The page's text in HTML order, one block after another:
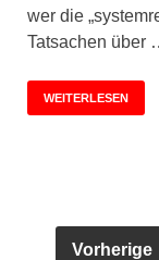
wer die
Tatsachen über
WEITERLESEN
Vorherige